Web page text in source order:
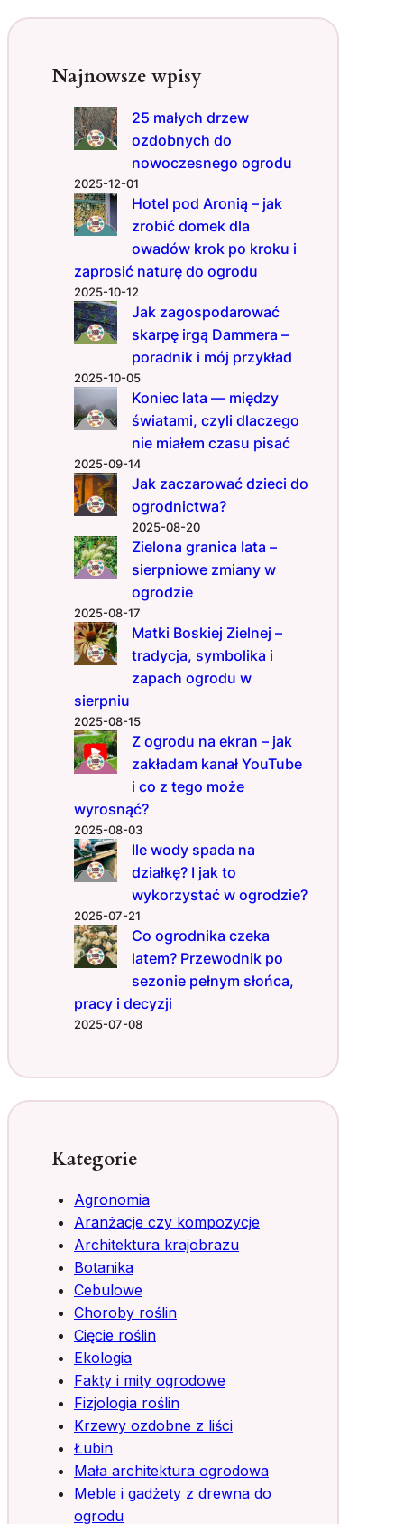
e
z
o
n
y
b
a
d
s
ę
p
z
e
d
u
d
n
m
c
z
a
a
m
?
Najnowsze wpisy
25 małych drzew
ozdobnych do
nowoczesnego ogrodu
2025-12-01
Hotel pod Aronią – jak
zrobić domek dla
owadów krok po kroku i
zaprosić naturę do ogrodu
2025-10-12
Jak zagospodarować
skarpę irgą Dammera –
poradnik i mój przykład
2025-10-05
Koniec lata — między
światami, czyli dlaczego
nie miałem czasu pisać
2025-09-14
Jak zaczarować dzieci do
ogrodnictwa?
2025-08-20
Zielona granica lata –
sierpniowe zmiany w
ogrodzie
2025-08-17
Matki Boskiej Zielnej –
tradycja, symbolika i
zapach ogrodu w
sierpniu
2025-08-15
Z ogrodu na ekran – jak
zakładam kanał YouTube
i co z tego może
wyrosnąć?
2025-08-03
Ile wody spada na
działkę? I jak to
wykorzystać w ogrodzie?
2025-07-21
Co ogrodnika czeka
latem? Przewodnik po
sezonie pełnym słońca,
pracy i decyzji
2025-07-08
Kategorie
Agronomia
Aranżacje czy kompozycje
Architektura krajobrazu
Botanika
Cebulowe
Choroby roślin
Cięcie roślin
Ekologia
Fakty i mity ogrodowe
Fizjologia roślin
Krzewy ozdobne z liści
Łubin
Mała architektura ogrodowa
Meble i gadżety z drewna do
ogrodu